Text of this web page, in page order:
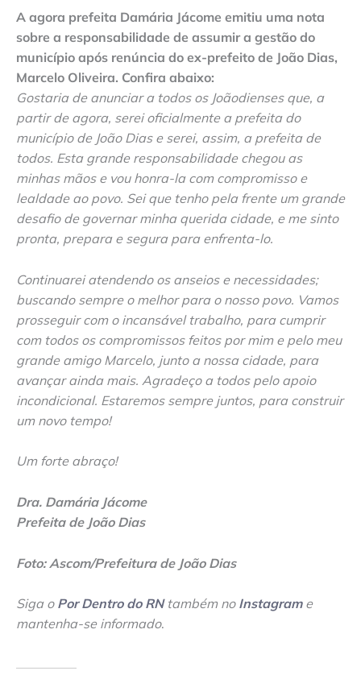
A agora prefeita Damária Jácome emitiu uma nota
sobre a responsabilidade de assumir a gestão do
município após renúncia do ex-prefeito de João Dias,
Marcelo Oliveira. Confira abaixo:
Gostaria de anunciar a todos os Joãodienses que, a
partir de agora, serei oficialmente a prefeita do
município de João Dias e serei, assim, a prefeita de
todos. Esta grande responsabilidade chegou as
minhas mãos e vou honra-la com compromisso e
lealdade ao povo. Sei que tenho pela frente um grande
desafio de governar minha querida cidade, e me sinto
pronta, prepara e segura para enfrenta-lo.
Continuarei atendendo os anseios e necessidades;
buscando sempre o melhor para o nosso povo. Vamos
prosseguir com o incansável trabalho, para cumprir
com todos os compromissos feitos por mim e pelo meu
grande amigo Marcelo, junto a nossa cidade, para
avançar ainda mais. Agradeço a todos pelo apoio
incondicional. Estaremos sempre juntos, para construir
um novo tempo!
Um forte abraço!
Dra. Damária Jácome
Prefeita de João Dias
Foto: Ascom/Prefeitura de João Dias
Siga o Por Dentro do RNtambém no Instagrame
mantenha-se informado.